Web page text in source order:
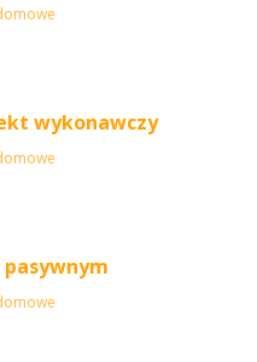
wykonawczy